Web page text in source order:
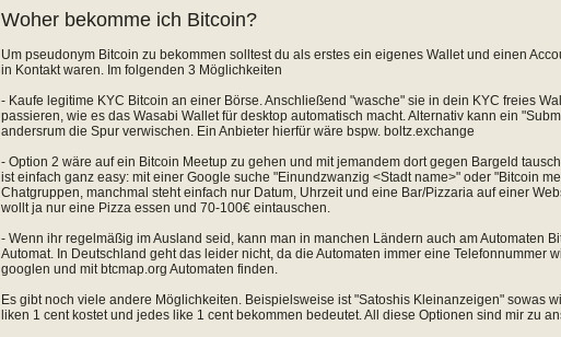
Woher bekomme ich Bitcoin?
Um pseudonym Bitcoin zu bekommen solltest du als erstes ein eigenes Wallet und einen
in Kontakt waren. Im folgenden 3 Möglichkeiten
- Kaufe legitime KYC Bitcoin an einer Börse. Anschließend "wasche" sie in dein KYC freies
passieren, wie es das Wasabi Wallet für desktop automatisch macht. Alternativ kann ein
andersrum die Spur verwischen. Ein Anbieter hierfür wäre bspw. boltz.exchange
- Option 2 wäre auf ein Bitcoin Meetup zu gehen und mit jemandem dort gegen Bargeld
ist einfach ganz easy: mit einer Google suche "Einundzwanzig <Stadt name>" oder "Bitcoin
Chatgruppen, manchmal steht einfach nur Datum, Uhrzeit und eine Bar/Pizzaria auf einer
wollt ja nur eine Pizza essen und 70-100€ eintauschen.
- Wenn ihr regelmäßig im Ausland seid, kann man in manchen Ländern auch am Automaten
Automat. In Deutschland geht das leider nicht, da die Automaten immer eine Telefonnummer
googlen und mit btcmap.org Automaten finden.
Es gibt noch viele andere Möglichkeiten. Beispielsweise ist "Satoshis Kleinanzeigen" sowas
liken 1 cent kostet und jedes like 1 cent bekommen bedeutet. All diese Optionen sind mir zu